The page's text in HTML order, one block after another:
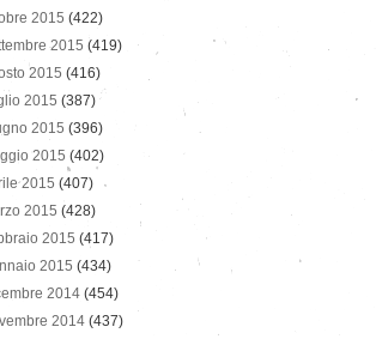
2015 (422)
2015 (419)
2015 (416)
2015 (387)
2015 (396)
2015 (402)
2015 (407)
2015 (428)
2015 (417)
2015 (434)
2014 (454)
2014 (437)